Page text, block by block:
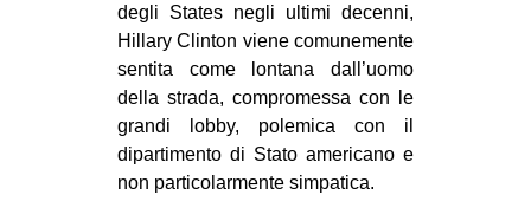
degli States negli ultimi decenni,
Hillary Clinton viene comunemente
sentita come lontana dall’uomo
della strada, compromessa con le
grandi lobby, polemica con il
dipartimento di Stato americano e
non particolarmente simpatica.